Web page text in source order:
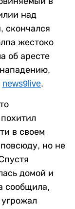
над
скончался
жестоко
об аресте
news9live.
в своем
но не
домой и
сообщила,